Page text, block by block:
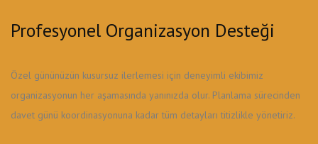
Profesyonel Organizasyon Desteği
Özel gününüzün kusursuz ilerlemesi için deneyimli ekibimiz
organizasyonun her aşamasında yanınızda olur. Planlama sürecinden
davet günü koordinasyonuna kadar tüm detayları titizlikle yönetiriz.